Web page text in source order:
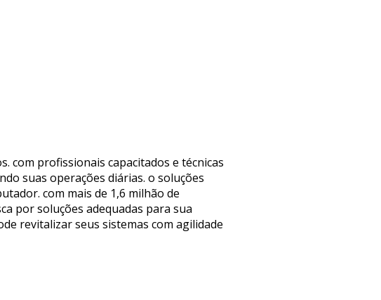
com profissionais capacitados e técnicas
suas operações diárias. o soluções
com mais de 1,6 milhão de
por soluções adequadas para sua
revitalizar seus sistemas com agilidade